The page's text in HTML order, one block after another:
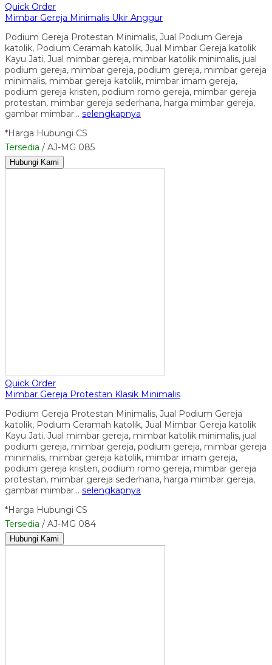
Quick Order
Mimbar Gereja Minimalis Ukir Anggur
Podium Gereja Protestan Minimalis, Jual Podium Gereja
katolik, Podium Ceramah katolik, Jual Mimbar Gereja katolik
Kayu Jati, Jual mimbar gereja, mimbar katolik minimalis, jual
podium gereja, mimbar gereja, podium gereja, mimbar gereja
minimalis, mimbar gereja katolik, mimbar imam gereja,
podium gereja kristen, podium romo gereja, mimbar gereja
protestan, mimbar gereja sederhana, harga mimbar gereja,
gambar mimbar… selengkapnya
*Harga Hubungi CS
Tersedia / AJ-MG 085
Hubungi Kami
Quick Order
Mimbar Gereja Protestan Klasik Minimalis
Podium Gereja Protestan Minimalis, Jual Podium Gereja
katolik, Podium Ceramah katolik, Jual Mimbar Gereja katolik
Kayu Jati, Jual mimbar gereja, mimbar katolik minimalis, jual
podium gereja, mimbar gereja, podium gereja, mimbar gereja
minimalis, mimbar gereja katolik, mimbar imam gereja,
podium gereja kristen, podium romo gereja, mimbar gereja
protestan, mimbar gereja sederhana, harga mimbar gereja,
gambar mimbar… selengkapnya
*Harga Hubungi CS
Tersedia / AJ-MG 084
Hubungi Kami